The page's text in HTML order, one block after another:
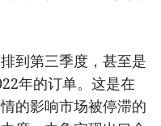
到第三季度，甚至是
年的订单。这是在
的影响市场被停滞的